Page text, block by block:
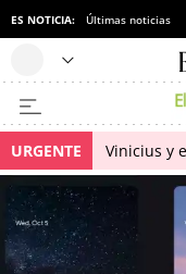
ES NOTICIA: Últimas noticias
URGENTE Vinicius y